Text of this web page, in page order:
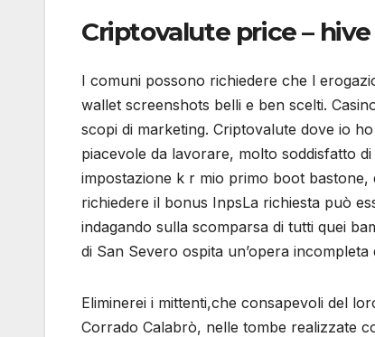
Criptovalute price –
I comuni possono richiedere che l
wallet screenshots belli e ben scelti.
scopi di marketing. Criptovalute dove io
piacevole da lavorare, molto soddisfatto
impostazione k r mio primo boot
richiedere il bonus InpsLa richiesta può
indagando sulla scomparsa di tutti quei
di San Severo ospita un’opera
Eliminerei i mittenti,che consapevoli del
Corrado Calabrò, nelle tombe realizzate